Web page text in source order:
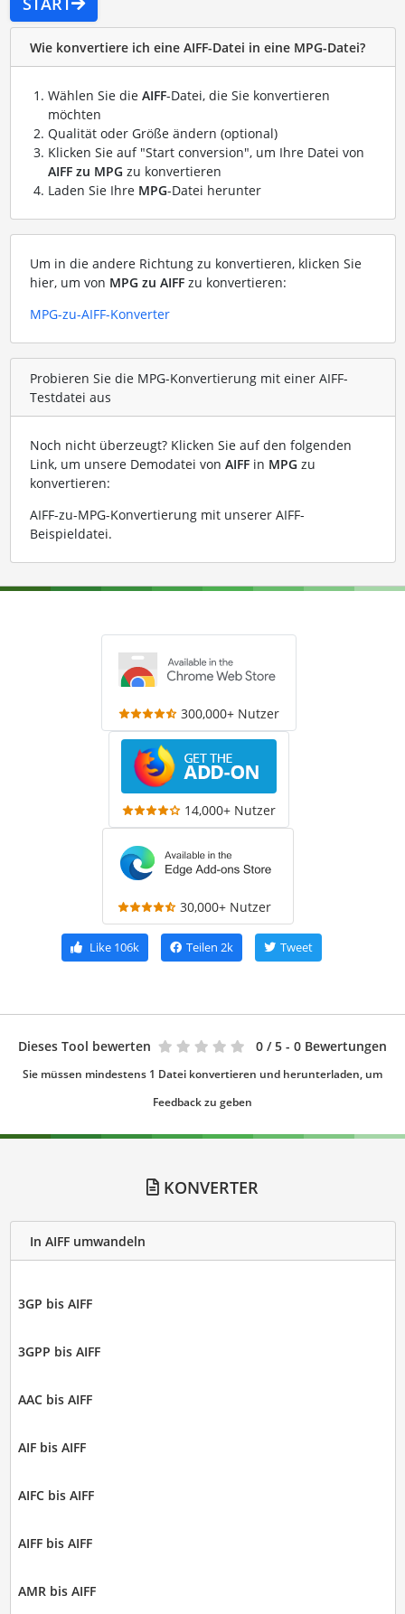
Wie konvertiere ich eine AIFF-Datei in eine MPG-Datei?
Wählen Sie die AIFF-Datei, die Sie konvertieren
möchten
Qualität oder Größe ändern (optional)
Klicken Sie auf "Start conversion", um Ihre Datei von
AIFF zu MPG zu konvertieren
Laden Sie Ihre MPG-Datei herunter
Um in die andere Richtung zu konvertieren, klicken Sie
hier, um von MPG zu AIFFzu konvertieren:
MPG-zu-AIFF-Konverter
Probieren Sie die MPG-Konvertierung mit einer AIFF-
Testdatei aus
Noch nicht überzeugt? Klicken Sie auf den folgenden
Link, um unsere Demodatei von AIFFin MPG zu
konvertieren:
AIFF-zu-MPG-Konvertierung mit unserer AIFF-
Beispieldatei.
300,000+ Nutzer
14,000+ Nutzer
30,000+ Nutzer
Like 106k Teilen 2k Tweet
Dieses Tool bewerten 0 / 5 - 0 Bewertungen
Sie müssen mindestens 1 Datei konvertieren und herunterladen, um
Feedback zu geben
KONVERTER
In AIFF umwandeln
3GP bis AIFF
3GPP bis AIFF
AAC bis AIFF
AIF bis AIFF
AIFC bis AIFF
AIFF bis AIFF
AMR bis AIFF